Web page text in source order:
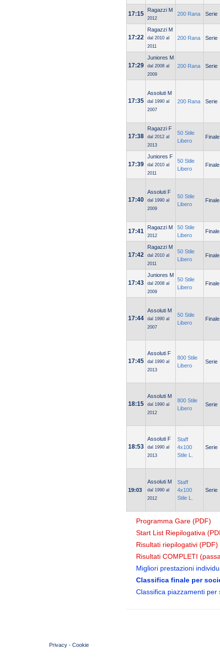
17:15
Ragazzi M
2012
200 Rana Serie
17:22
Ragazzi M
dal 2010 al
2011
200 Rana Serie
17:29
Juniores M
dal 2008 al
2009
200 Rana Serie
17:35
Assoluti M
dal 1990 al
2007
200 Rana Serie
17:38
Ragazzi F
dal 2012 al
2013
50 Stile
Libero
Finale
17:39
Juniores F
dal 2010 al
2011
50 Stile
Libero
Finale
17:40
Assoluti F
dal 1990 al
2009
50 Stile
Libero
Finale
17:41
Ragazzi M
2012
50 Stile
Libero
Finale
17:42
Ragazzi M
dal 2010 al
2011
50 Stile
Libero
Finale
17:43
Juniores M
dal 2008 al
2009
50 Stile
Libero
Finale
17:44
Assoluti M
dal 1990 al
2007
50 Stile
Libero
Finale
17:45
Assoluti F
dal 1990 al
2013
800 Stile
Libero
Serie
18:15
Assoluti M
dal 1990 al
2012
800 Stile
Libero
Serie
18:53
Assoluti F
dal 1990 al
2013
Staff
4x100
Stile L.
Serie
19:03
Assoluti M
dal 1990 al
2012
Staff
4x100
Stile L.
Serie
Programma Gare (PDF)
Start List Riepilogativa
Risultati riepilogativi (PDF)
Risultati COMPLETI
Migliori prestazioni
Classifica finale per
Classifica piazzamenti per
Privacy - Cookie